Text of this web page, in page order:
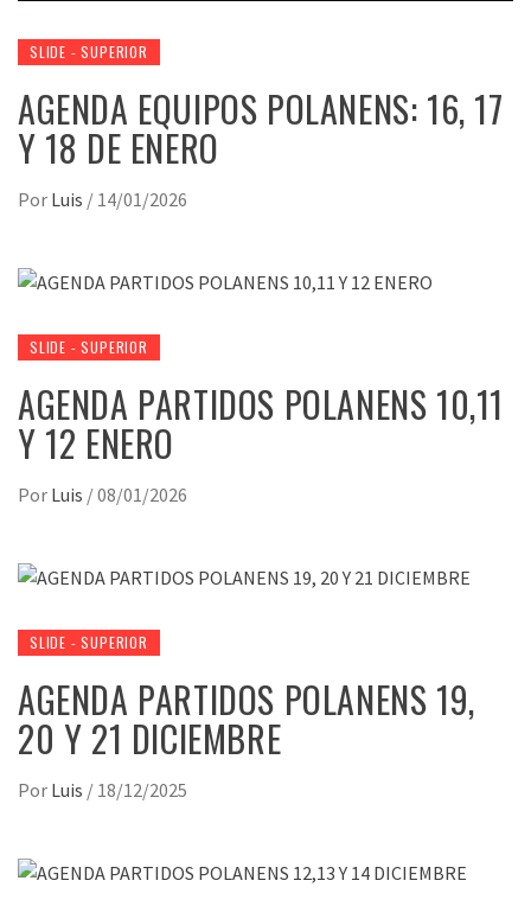
SLIDE - SUPERIOR
AGENDA EQUIPOS POLANENS: 16, 17
Y 18 DE ENERO
Por Luis / 14/01/2026
SLIDE - SUPERIOR
AGENDA PARTIDOS POLANENS 10,11
Y 12 ENERO
Por Luis /08/01/2026
SLIDE - SUPERIOR
AGENDA PARTIDOS POLANENS 19,
20 Y 21 DICIEMBRE
Por Luis / 18/12/2025